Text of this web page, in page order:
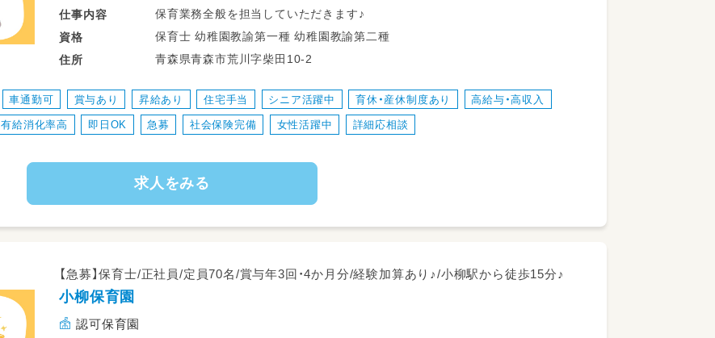
仕事内容
保育業務全般を担当していただきます♪
資格
保育士 幼稚園教諭第一種 幼稚園教諭第二種
住所
青森県青森市荒川字柴田10-2
車通勤可 賞与あり 昇給あり 住宅手当 シニア活躍中 育休・産休制度あり 高給与・高収入
有給消化率高 即日OK 急募 社会保険完備 女性活躍中 詳細応相談
求人をみる
【急募】保育士/正社員/定員70名/賞与年3回・4か月分/経験加算あり♪/小柳駅から徒歩15分♪
小柳保育園
認可保育園